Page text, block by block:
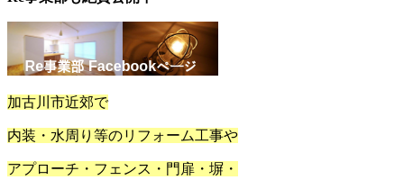
加古川市近郊で
内装・水周り等のリフォーム工事や
アプローチ・フェンス・門扉・塀・